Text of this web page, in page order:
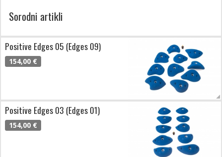
Sorodni artikli
Positive Edges 05 (Edges 09)
154,00 €
Positive Edges 03 (Edges 01)
154,00 €